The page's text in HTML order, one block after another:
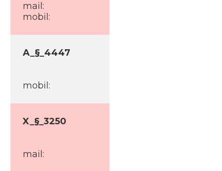
mail:
mobil:
A_§_4447
mobil:
X_§_3250
mail: